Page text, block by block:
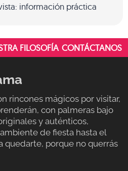
información práctica
FILOSOFÍA CONTÁCTANOS
rincones mágicos por visitar,
con palmeras bajo
y auténticos,
de fiesta hasta el
quedarte, porque no querrás